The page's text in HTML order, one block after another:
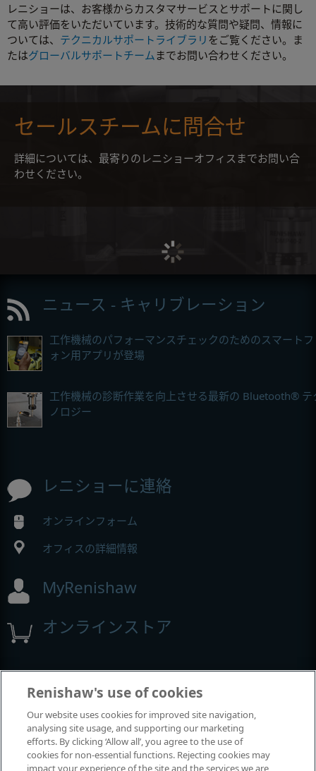
レニショーは、お客様からカスタマサービスとサポートに関し
て高い評価をいただいています。技術的な質問や疑問、情報に
ついては、 テクニカルサポートライブラリ をご覧ください。ま
たはグローバルサポートチーム までお問い合わせください。
セールスチームに問合せ
詳細については、最寄りのレニショーオフィスまでお問い合
わせください。
ニュース - キャリブレーション
工作機械のパフォーマンスチェックのためのスマートフ
ォン用アプリが登場
工作機械の診断作業を向上させる最新の Bluetooth® テ
ノロジー
レニショーに連絡
オンラインフォーム
オフィスの詳細情報
MyRenishaw
オンラインストア
イベントとウェビナー
レニショーの出展イベント
Renishaw's use of cookies
Our website uses cookies for improved site navigation,
analysing site usage, and supporting our marketing
efforts. By clicking ‘Allow all’, you agree to the use of
cookies for non-essential functions. Rejecting cookies may
impact your experience of the site and the services we are